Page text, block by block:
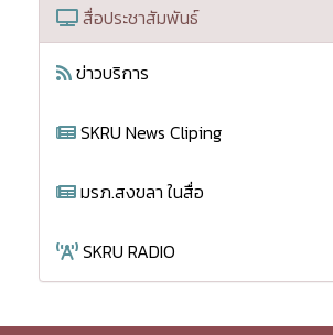
สื่อประชาสัมพันธ์
ข่าวบริการ
SKRU News Cliping
มรภ.สงขลา ในสื่อ
SKRU RADIO